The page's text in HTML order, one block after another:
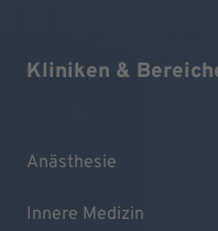
Kliniken &
Anästhesie
Innere Medizin